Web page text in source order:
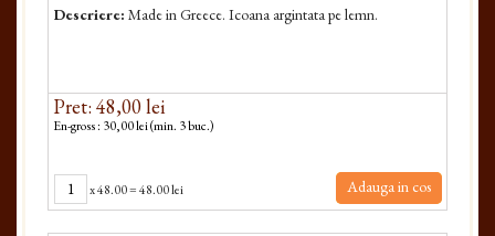
Descriere: Made in Greece. Icoana argintata pe lemn.
Pret: 48,00 lei
En-gross : 30,00 lei (min. 3 buc.)
x48.00=48.00 lei Adauga in cos